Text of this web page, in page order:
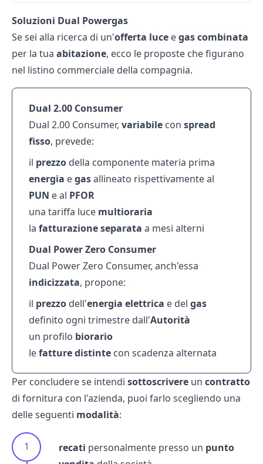
Soluzioni Dual Powergas
Se sei alla ricerca di un'offerta luce egas combinata
per la tua abitazione, ecco le proposte che figurano
nel listino commerciale della compagnia.
Dual 2.00 Consumer
Dual 2.00 Consumer, variabile con spread
fisso, prevede:
il prezzo della componente materia prima
energia egasallineato rispettivamente al
PUN e al PFOR
una tariffa luce multioraria
la fatturazione separata a mesi alterni
Dual Power Zero Consumer
Dual Power Zero Consumer, anch'essa
indicizzata, propone:
il prezzo dell'energia elettrica e del gas
definito ogni trimestre dall'Autorità
un profilo biorario
lefatture distinte con scadenza alternata
Per concludere se intendi sottoscrivere un contratto
di fornitura con l'azienda, puoi farlo scegliendo una
delle seguenti modalità:
recati personalmente presso un punto